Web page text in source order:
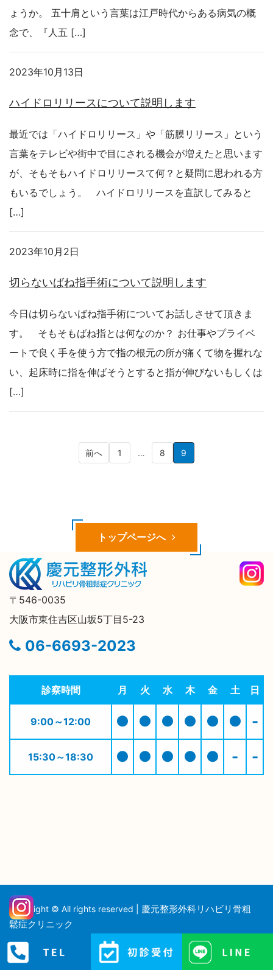
ょうか。 五十肩という言葉は江戸時代からある病気の概
念で、『人五 […]
2023年10月13日
ハイドロリリースについて説明します
最近では「ハイドロリリース」や「筋膜リリース」という
言葉をテレビや街中で目にされる機会が増えたと思います
が、そもそもハイドロリリースて何？と疑問に思われる方
もいるでしょう。 ハイドロリリースを直訳してみると
[…]
2023年10月2日
切らないばね指手術について説明します
今日は切らないばね指手術についてお話しさせて頂きま
す。 そもそもばね指とは何なのか？ お仕事やプライベ
ートで良く手を使う方で指の根元の所が痛くて物を握れな
い、起床時に指を伸ばそうとすると指が伸びないもしくは
[…]
前へ 1 … 8 9
トップページへ
〒546-0035
大阪市東住吉区山坂5丁目5-23
06-6693-2023
診察時間 月 火 水 木 金 土 日
9:00～12:00 ● ● ● ● ● ● -
15:30～18:30 ● ● ● ● ● - -
Copyright © All rights reserved | 慶元整形外科リハビリ骨粗
鬆症クリニック